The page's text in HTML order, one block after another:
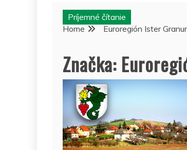
Príjemné čítanie
Home
Euroregión Ister
Značka: